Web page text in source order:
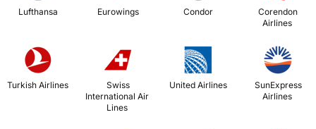
Lufthansa Eurowings Condor
Corendon
Airlines
Turkish Airlines
International Air
Lines
United Airlines
Airlines